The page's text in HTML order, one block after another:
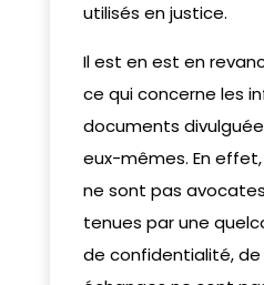
utilisés en justice.
Il est en est en
ce qui concerne les
documents
eux-mêmes. En
ne sont pas
tenues par une
de confidentialité,